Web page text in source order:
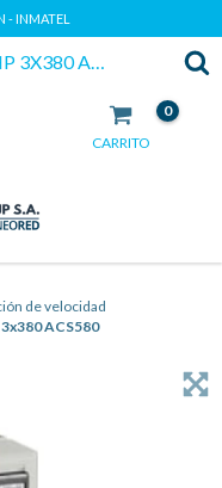
- INMATEL
VARIADOR VELOC 37KW 50HP 3X380 ACS580
CARRITO
0
de velocidad
ACS580